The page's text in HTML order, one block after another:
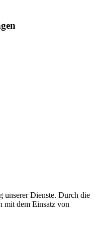
unserer Dienste. Durch die
mit dem Einsatz von